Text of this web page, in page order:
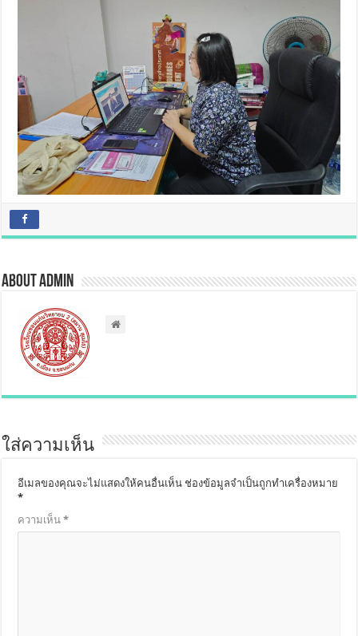
About admin
ใส่ความเห็น
อีเมลของคุณจะไม่แสดงให้คนอื่นเห็น ช่องข้อมูลจำเป็นถูกทำเครื่องหมาย
*
ความเห็น*